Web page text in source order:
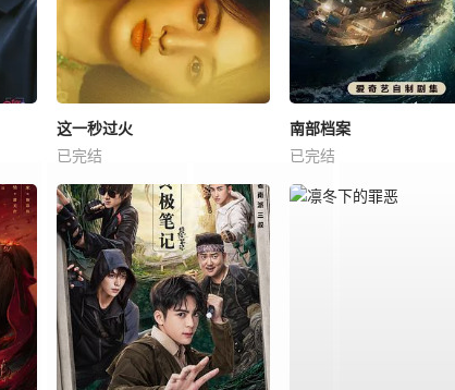
这一秒过火
已完结
南部档案
已完结